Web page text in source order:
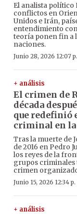
El analista político
conflictos en
Unidos e Irán,
entendimiento
teoría ponen fin a
naciones.
Junio 28, 2026 12:07
+ análisis
El crimen de
década
que redefinió
criminal en
Tras la muerte de
de 2016 en Pedro
los reyes de la
grupos criminales
crimen
Junio 15, 2026 12:34 p.
+ análisis